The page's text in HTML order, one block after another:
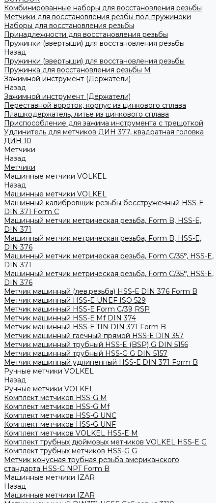
Комбинированные наборы для восстановления резьбы
Метчики для восстановления резбы под пружиноки
Наборы для восстановления резьбы
Принадлежности для восстановления резьбы
Пружинки (ввертыши) для восстановления резьбы
Назад
Пружинки (ввертыши) для восстановления резьбы
Пружинка для восстановления резьбы M
Зажимной инструмент (Держатели)
Назад
Зажимной инструмент (Держатели)
Переставной вороток, корпус из цинкового сплава
Плашкодержатель, литье из цинкового сплава
Приспособление для зажима инструмента с трещоткой
Удлинитель для метчиков ДИН 377, квадратная головка
ДИН 10
Метчики
Назад
Метчики
Машинные метчики VOLKEL
Назад
Машинные метчики VOLKEL
Машинный калибровщик резьбы бесстружечный HSS-Е
DIN 371 Form C
Машинный метчик метрическая резьба, Form B, HSS-E,
DIN 371
Машинный метчик метрическая резьба, Form B, HSS-E,
DIN 376
Машинный метчик метрическая резьба, Form С/35°, HSS-E,
DIN 371
Машинный метчик метрическая резьба, Form С/35°, HSS-E,
DIN 376
Метчик машинный (лев.резьба) HSS-Е DIN 376 Form B
Метчик машинный HSS-E UNEF ISO 529
Метчик машинный HSS-Е Form C/39 RSP
Метчик машинный HSS-Е Mf DIN 374
Метчик машинный HSS-Е TIN DIN 371 Form B
Метчик машинный гаечный прямой HSS-Е DIN 357
Метчик машинный трубный HSS-E (BSP) G DIN 5156
Метчик машинный трубный HSS-G G DIN 5157
Метчик машинный удлиненный HSS-Е DIN 371 Form B
Ручные метчики VOLKEL
Назад
Ручные метчики VOLKEL
Комплект метчиков HSS-G M
Комплект метчиков HSS-G Mf
Комплект метчиков HSS-G UNC
Комплект метчиков HSS-G UNF
Комплект метчиков VOLKEL HSS-E M
Комплект трубных дюймовых метчиков VOLKEL HSS-E G
Комплект трубных метчиков HSS-G G
Метчик конусная трубная резьба американского
стандарта HSS-G NPT Form B
Машинные метчики IZAR
Назад
Машинные метчики IZAR